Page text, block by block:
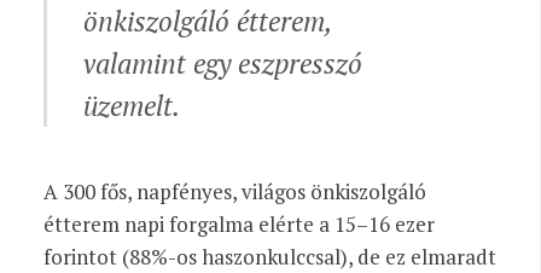
önkiszolgáló étterem,
valamint egy eszpresszó
üzemelt.
A 300 fős, napfényes, világos önkiszolgáló
étterem napi forgalma elérte a 15–16 ezer
forintot (88%-os haszonkulccsal), de ez elmaradt